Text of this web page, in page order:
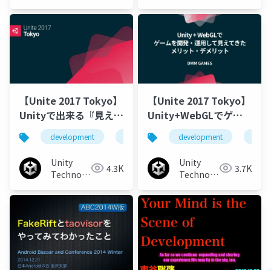
【Unite 2017 Tokyo】
Unityで出来る『見える
開発』のススメ 〜ス
マホゲーム「ららマ
ジ」開発事例〜
development example smartphone
Unity
Technologies 4.3K
【Unite 2017 Tokyo】
Unity+WebGLでゲー
ムを開発・運用して見
えてきたメリット・デ
メリット
development
Unity
Technologies 3.7K